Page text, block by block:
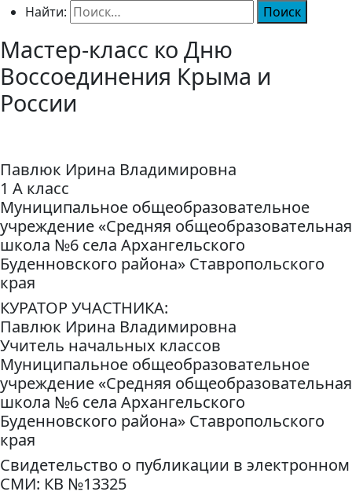
Найти:
Мастер-класс ко Дню
Воссоединения Крыма и
России
Павлюк Ирина Владимировна
1 А класс
Муниципальное общеобразовательное
учреждение «Средняя общеобразовательная
школа №6 села Архангельского
Буденновского района» Ставропольского
края
КУРАТОР УЧАСТНИКА:
Павлюк Ирина Владимировна
Учитель начальных классов
Муниципальное общеобразовательное
учреждение «Средняя общеобразовательная
школа №6 села Архангельского
Буденновского района» Ставропольского
края
Свидетельство о публикации в электронном
СМИ: КВ №13325